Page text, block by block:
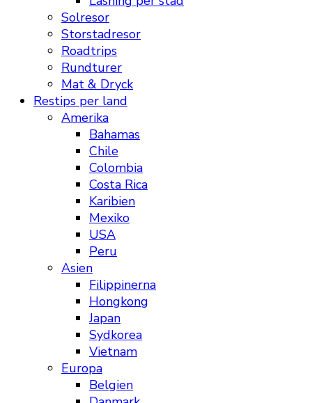
Solresor
Storstadresor
Roadtrips
Rundturer
Mat & Dryck
Restips per land
Amerika
Bahamas
Chile
Colombia
Costa Rica
Karibien
Mexiko
USA
Peru
Asien
Filippinerna
Hongkong
Japan
Sydkorea
Vietnam
Europa
Belgien